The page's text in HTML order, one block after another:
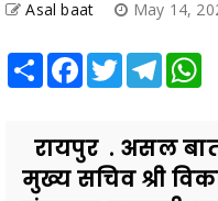
रायपुर . असल बात
मंत्रालय महानदी
योजना के कार्यों की